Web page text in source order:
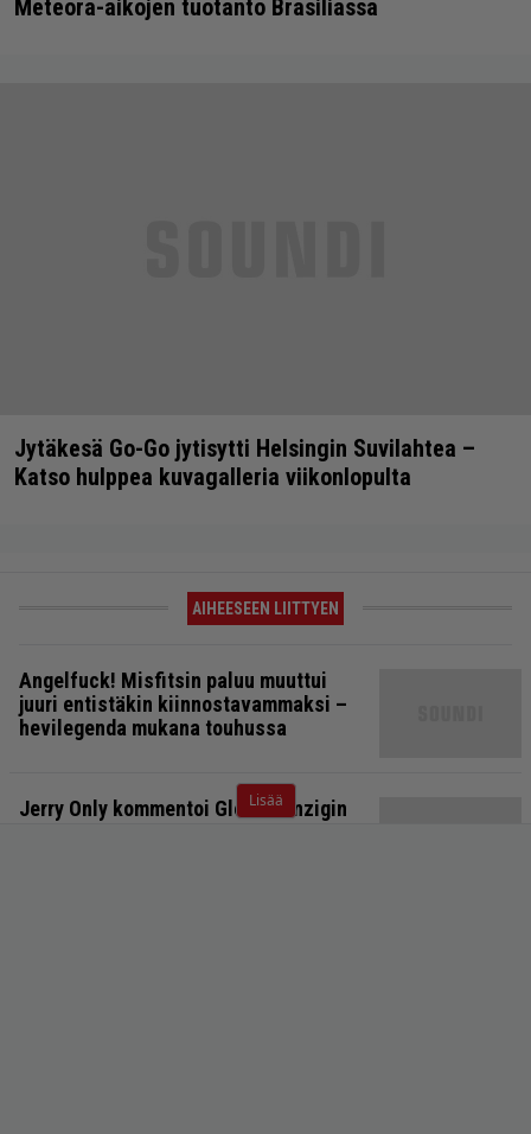
Meteora-aikojen tuotanto Brasiliassa
Jytäkesä Go-Go jytisytti Helsingin Suvilahtea –
Katso hulppea kuvagalleria viikonlopulta
AIHEESEEN LIITTYEN
Lisää
Angelfuck! Misfitsin paluu muuttui
juuri entistäkin kiinnostavammaksi –
hevilegenda mukana touhussa
Jerry Only kommentoi Glenn Danzigin